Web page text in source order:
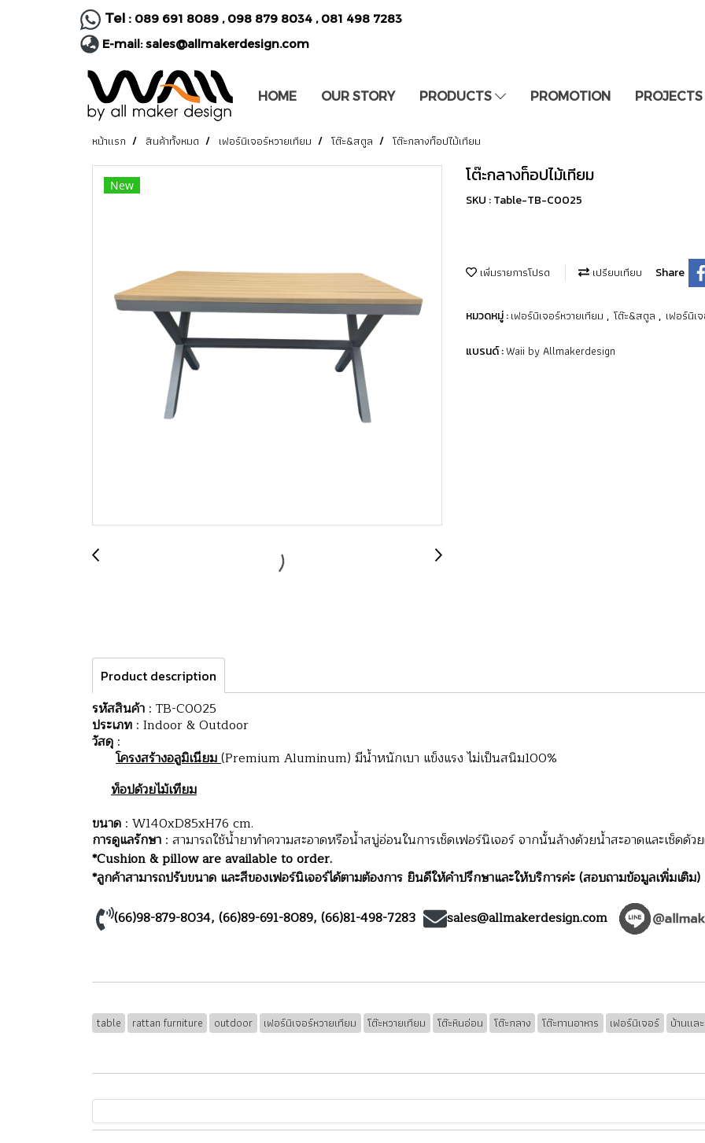
Tel : 089 691 8089 , 098 879 8034 , 081 498 7283
E-mail:sales@allmakerdesign.com
HOME OUR STORY PRODUCTS PROMOTION PROJECTS
หน้าแรก สินค้าทั้งหมด เฟอร์นิเจอร์หวายเทียม โต๊ะ&สตูล โต๊ะกลางท็อปไม้เทียม
New โต๊ะกลางท็อปไม้เทียม
SKU : Table-TB-C0025
เพิ่มรายการโปรด เปรียบเทียบ Share
หมวดหมู่ :เฟอร์นิเจอร์หวายเทียม , โต๊ะ&สตูล , เฟอร์นิเ
แบรนด์ :Waii by Allmakerdesign
Product description
รหัสสินค้า : TB-C0025
ประเภท : Indoor & Outdoor
วัสดุ :
โครงสร้างอลูมิเนียม(Premium Aluminum) มีน้ำหนักเบา แข็งแรง ไม่เป็นสนิม100%
ท็อปด้วยไม้เทียม
ขนาด : W140xD85xH76 cm.
การดูแลรักษา : สามารถใช้น้ำยาทำความสะอาดหรือน้ำสบู่อ่อนในการเช็ดเฟอร์นิเจอร์ จากนั้นล้างด้วยน้ำสะอาดและเช็ดด้ว
*Cushion & pillow are available to order.
*ลูกค้าสามารถปรับขนาด และสีของเฟอร์นิเจอร์ได้ตามต้องการ ยินดีให้คำปรึกษาและให้บริการค่ะ (สอบถามข้อมูลเพิ่มเติม)
(66)98-879-8034, (66)89-691-8089, (66)81-498-7283 sales@allmakerdesign.com
table rattan furniture outdoor เฟอร์นิเจอร์หวายเทียม โต๊ะหวายเทียม โต๊ะหินอ่อน โต๊ะกลาง โต๊ะทานอาหาร เฟอร์นิเจอร์ บ้านแล